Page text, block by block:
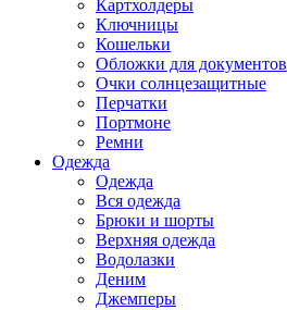
Картхолдеры
Ключницы
Кошельки
Обложки для документов
Очки солнцезащитные
Перчатки
Портмоне
Ремни
Одежда
Одежда
Вся одежда
Брюки и шорты
Верхняя одежда
Водолазки
Деним
Джемперы